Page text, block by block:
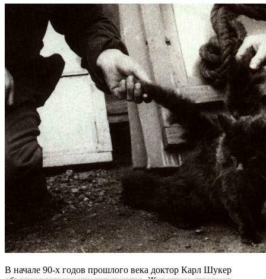
В начале 90-х годов прошлого века доктор Карл Шукер